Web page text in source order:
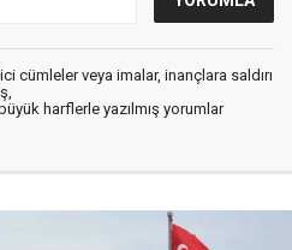
cümleler veya imalar, inançlara saldırı
harflerle yazılmış yorumlar